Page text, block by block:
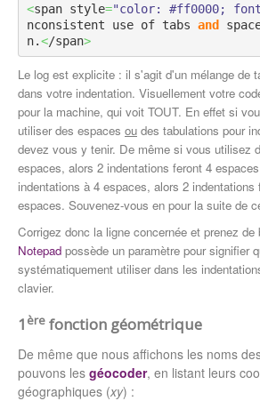
<span style="color: #ff0000;
nconsistent use of tabs and
n.</span>
Le log est explicite : il s'agit d'un mélange de
dans votre indentation. Visuellement votre
pour la machine, qui voit TOUT. En effet si
utiliser des espaces ou des tabulations pour
devez vous y tenir. De même si vous utilisez
espaces, alors 2 indentations feront 4
indentations à 4 espaces, alors 2 indentations
espaces. Souvenez-vous en pour la suite de
Corrigez donc la ligne concernée et prenez de
Notepad possède un paramètre pour signifier
systématiquement utiliser dans les
clavier.
1 ère fonction géométrique
De même que nous affichons les noms
pouvons les géocoder, en listant leurs
géographiques (xy) :